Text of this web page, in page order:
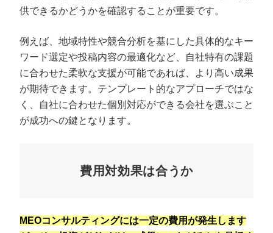
供できるかどうかを確認することが重要です。
例えば、地域特性や競合分析を基にした具体的なキー
ワード選定や投稿内容の最適化など、自社特有の課題
に合わせた柔軟な支援が可能であれば、より高い成果
が期待できます。テンプレート的なアプローチではな
く、自社に合わせた個別対応ができる会社を選ぶこと
が成功への鍵となります。
費用対効果は合うか
MEOコンサルティングには一定の費用が発生します